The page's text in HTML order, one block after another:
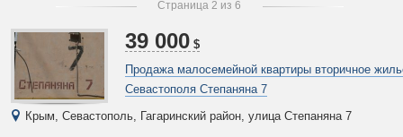
Страница 2 из 6
39 000 $
Продажа малосемейной квартиры вторичное
Севастополя Степаняна 7
Крым, Севастополь, Гагаринский район, улица Степаняна 7